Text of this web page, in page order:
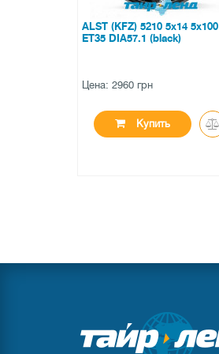
ALST (KFZ) 5210 5x14 5x100
ET35 DIA57.1 (black)
Цена: 2960 грн
Купить